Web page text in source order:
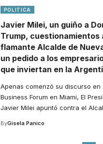
POLITICA
Javier Milei, un guiño a
Trump, cuestionamientos
flamante Alcalde de
un pedido a los
que inviertan en la
Apenas comenzó su discurso en
Business Forum en Miami, El
Javier Milei apuntó contra el
ByGisela Panico